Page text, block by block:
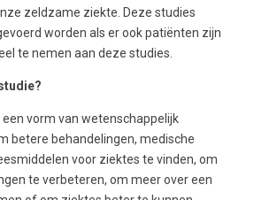
zeldzame ziekte. Deze studies
worden als er ook patiënten zijn
te nemen aan deze studies.
een vorm van wetenschappelijk
betere behandelingen, medische
voor ziektes te vinden, om
te verbeteren, om meer over een